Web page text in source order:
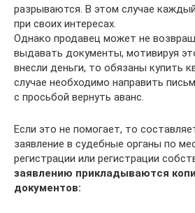
разрываются. В этом случае
при своих интересах.
Однако продавец может не
выдавать документы, мотивируя
внесли деньги, то обязаны купить
случае необходимо направить
с просьбой вернуть аванс.
Если это не помогает, то
заявление в судебные органы по
регистрации или регистрации
заявлению прикладываются
документов: